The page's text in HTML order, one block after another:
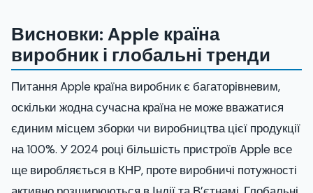
Висновки: Apple країна
виробник і глобальні тренди
Питання Apple країна виробник є багаторівневим,
оскільки жодна сучасна країна не може вважатися
єдиним місцем зборки чи виробництва цієї продукції
на 100%. У 2024 році більшість пристроїв Apple все
ще виробляється в КНР, проте виробничі потужності